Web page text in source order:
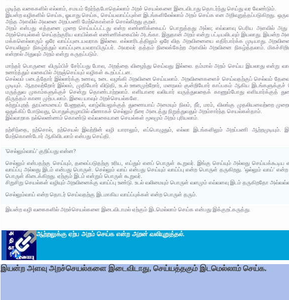
முடிந்த வகைகளில் எல்லாம், சமயம் நேர்ந்தபோதெல்லாம் அறச் செயல்களை இடைவிடாது தொடர்ந்து செய்து வர வேண்டும்.
இயன்ற வழிகளில் செய்க, ஓயாது செய்க, செய்யவாய்ப்புள்ள இடங்களிலேல்லாம் அறம் செய்க என அறிவுறுத்தப்படுகிறது.
அந்த அளவில் அவனை அறப்பணி மேற்கொள்ளச் சொல்கிறது குறள்.
அறம் என்பது எத்தனை முறை செய்யப்பட்டது என்ற எண்ணிக்கையப் பொறுத்தது அல்ல; எவ்வளவு பெரிய அளவில்
அறச்செயல்கள் செய்தற்குரிய வாயில்கள் எண்ணிக்கையில் அடங்கா. இதுதான் அறம் என்று பட்டியலிடவும் இயலாது. இயன்ற
மக்களெல்லாரும் ஒரே வாய்ப்புடையவராக இல்லை. எல்லாரிடத்திலும் ஒரே வித அறவினையை எதிர்பார்க்க முடியாது.
செயலிலும் நிகழ்த்தும் வாய்ப்புடையவராயிருப்பர். அவரவர் தத்தம் நிலைக்கேற்ற அளவில் அறவினை நிகழ்த்தலாம்.
என்றால் அதுவும் அறம் என்று கருதப்படும்.
மாந்தர் பொருளை விரும்பிச் சேர்ப்பது போல, அறத்தை விழைந்து செய்வது இல்லை. தம்மால் அறம் செய்ய இயலாது என்று
உணர்த்தும் வகையில் அறஞ்செய்யும் வழிகள் கூறப்பட்டன.
செல்வம் படைத்தோர் இல்லார்க்கு உணவு, உடை வழங்கி அறவினை செய்யலாம். அறவினைகளைச் செய்வதற்குப் செல்வம்
முடியும். ஆதரவற்றோர் இல்லம், முதியோர் விடுதி, உடல் ஊனமுற்றோர், மனநலம் குன்றியோர் காப்பகம் ஆகிய
மருத்துவ முகாம்களுக்குச் சென்று தொண்டாற்றலாம். எளியாரை வலியார்‌ வருத்துவதைக் காணும்போது எளியார்க்குத்‌
திருத்தம் காண முற்படலாம். இவை யாவும் அறச்செயல்களே.
சுற்றுப்புறத் தூய்மையைப் பேணுதல், வாழ்வியலுக்குத் துணையாய் அமையும் நிலம், நீர், மரம், விலங்கு முதலியனவற்றை
ஒதுக்கிப் போடுவது, பொதுக்குழாயில் வீணாகச் செல்லும் நீரை அடைத்து நிறுத்துவதும் அறம்சார்ந்த செயல்கள்தாம்.
இவ்வாறாக நல்லெண்ணம் கொண்டு எவ்வகையான செயல்கள் மூலமும் அறம் புரியலாம்.
நற்சிந்தை, நற்சொல், நற்செயல் இவற்றின் வழி யாராலும், எப்பொழுதும், எல்லா இடங்களிலும் அறப்பணி
மேற்கொண்டோர் ஆகிவிடலாம் என்பது செய்தி.
'செல்லும்வாய்' குறிப்பது என்ன?
செல்லும் என்பதற்கு செய்யும், தலைப்படுதற்கு உரிய, எய்தும் எனப் பொருள் கூறுவர். இங்கு செய்யும் அல்லது
வாய்ப்பு அல்லது இடம் என்பது பொருள். செல்லும் வாய் என்பது செய்யும் வாய்ப்பு என்ற பொருள் தருகிறது. 'ஒல்லும் வாய்'
பொருள் கிடைக்கிறது. ஏற்கும் இடம் என்றும் பொருள் கூறுவர்.
சிறுசிறு செயல்கள் வழியும் அறவினைக்கு வாய்ப்பு உண்டு. உடல் வலிமையும் பொருள் வளமும் எவ்வளவு இடம் தருகிறதோ
செல்லும்வாய் என்ற தொடர் செய்வதற்கு இடமாகிய வாய்ப்புக்கள் என்ற பொருள் தரும்.
இயன்ற வழி வகைகளில் அறச்செயல்களை இடைவிடாமல் ஏற்கும் இடமெல்லாம் செய்க என்பது இக்குறட்கருத்து.
ஆற்றலுக்கு ஏற்ப அறம் செய்க என்ற அறன் வலியுறுத்தல்.
இயன்ற அளவு அறச்செயல்களை இடைவிடாது, செய்யத்தகும் இடமெல்லாம் செய்க.